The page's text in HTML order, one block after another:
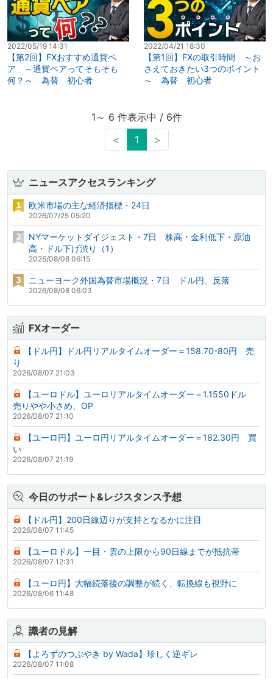
2022/05/19 14:31
【第2回】FXおすすめ通貨ペ
ア ～通貨ペアってそもそも
何？～ 為替 初心者
2022/04/21 18:30
【第1回】FXの取引時間 ～お
さえておきたい3つのポイント
～ 為替 初心者
1～ 6 件表示中 / 6件
<
1 >
ニュースアクセスランキング
欧米市場の主な経済指標・24日
2026/07/25 05:20
NYマーケットダイジェスト・7日 株高・金利低下・原油
高・ドル下げ渋り（1）
2026/08/08 06:15
ニューヨーク外国為替市場概況・7日 ドル円、反落
2026/08/08 06:03
FXオーダー
【ドル円】ドル円リアルタイムオーダー＝158.70-80円 売
り
2026/08/07 21:03
【ユーロドル】ユーロリアルタイムオーダー＝1.1550ドル
売りやや小さめ、OP
2026/08/07 21:10
【ユーロ円】ユーロ円リアルタイムオーダー＝182.30円 買
い
2026/08/07 21:19
今日のサポート&レジスタンス予想
【ドル円】200日線辺りが支持となるかに注目
2026/08/07 11:45
【ユーロドル】一目・雲の上限から90日線までが抵抗帯
2026/08/07 12:31
【ユーロ円】大幅続落後の調整が続く、転換線も視野に
2026/08/06 11:48
識者の見解
【よろずのつぶやき by Wada】珍しく逆ギレ
2026/08/07 11:08